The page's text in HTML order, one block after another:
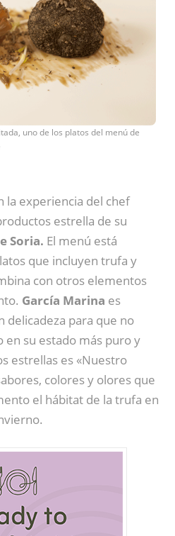
uno de los platos del menú de
la experiencia del chef
estrella de su
Soria. El menú está
que incluyen trufa y
con otros elementos
García Marina es
delicadeza para que no
en su estado más puro y
estrellas es «Nuestro
colores y olores que
el hábitat de la trufa en